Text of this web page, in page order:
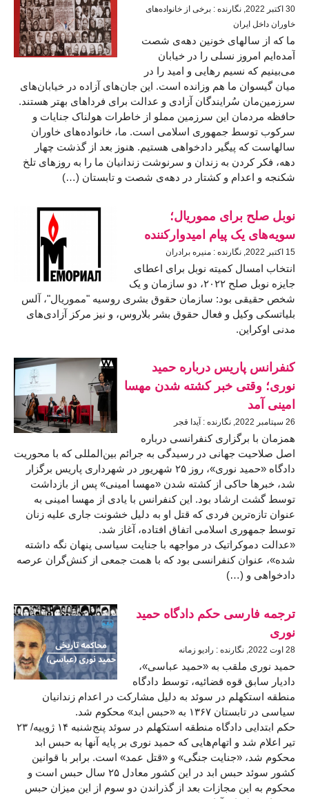
30 اكتبر 2022, نگارنده : برخی از خانواده‌های
خاوران داخل ایران
ما که از سالهای خونین دهه‌ی شصت
آمده‌ایم امروز نسلی را در خیابان
می‌بینیم که نسیم رهایی و امید را در
میان گیسوان ما هم وزانده است. این جان‌های آزاده در خیابان‌های
سرزمین‌مان سُرایندگان آزادی و عدالت برای فرداهای بهتر هستند.
حافظه مردمان این سرزمین مملو از خاطرات هولناک جنایات و
سرکوب توسط جمهوری اسلامی است. ما، خانواده‌های خاوران
سالهاست که پیگیر دادخواهی هستیم. هنوز بعد از گذشت چهار
دهه، فکر کردن به زندان و سرنوشت زندانیان ما را به روزهای تلخ
شکنجه و اعدام و کشتار در دهه‌ی شصت و تابستان (…)
نوبل صلح برای مموریال؛
سویه‌های یک پیام امیدوارکننده
15 اكتبر 2022, نگارنده : منیره برادران
انتخاب امسال کمیته نوبل برای اعطای
جایزه نوبل صلح ۲۰۲۲، دو سازمان و یک
شخص حقیقی بود: سازمان حقوق بشری روسیه "مموریال"، آلس
بلیاتسکی وکیل و فعال حقوق بشر بلاروس، و نیز مرکز آزادی‌های
مدنی اوکراین.
کنفرانس پاریس درباره حمید
نوری؛ وقتی خبر کشته شدن مهسا
امینی آمد
26 سپتامبر 2022, نگارنده : آیدا قجر
همزمان با برگزاری کنفرانسی درباره
اصل صلاحیت جهانی در رسیدگی به جرائم بین‌المللی که با محوریت
دادگاه «حمید نوری»، روز ۲۵ شهریور در شهرداری پاریس برگزار
شد، خبرها حاکی از کشته شدن «مهسا امینی» پس از بازداشت
توسط گشت ارشاد بود. این کنفرانس با یادی از مهسا امینی به
عنوان تازه‌ترین فردی که قتل‌ او به دلیل خشونت جاری علیه زنان
توسط جمهوری اسلامی اتفاق افتاده، آغاز شد.
«عدالت دموکراتیک در مواجهه با جنایت سیاسی پنهان نگه داشته
شده»، عنوان کنفرانسی بود که با همت جمعی از کنش‌گران عرصه
دادخواهی و (…)
ترجمه فارسی حکم دادگاه حمید
نوری
28 اوت 2022, نگارنده : رادیو زمانه
حمید نوری ملقب به «حمید عباسی»،
دادیار سابق قوه قضائیه، توسط دادگاه
منطقه‌ استکهلم در سوئد به دلیل مشارکت در اعدام زندانیان
سیاسی در تابستان ۱۳۶۷ به «حبس ابد» محکوم شد.
حکم ابتدایی دادگاه منطقه استکهلم در سوئد پنج‌شنبه ۱۴ ژوییه/ ۲۳
تیر اعلام شد و اتهام‌هایی که حمید نوری بر پایه آنها به حبس ابد
محکوم شد، «جنایت جنگی» و «قتل عمد» است. برابر با قوانین
کشور سوئد حبس ابد در این کشور معادل ۲۵ سال حبس است و
محکوم به این مجازات بعد از گذراندن دو سوم از این میزان حبس